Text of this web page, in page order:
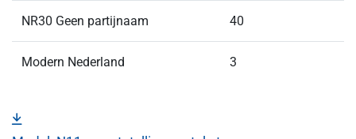
NR30 Geen partijnaam 40
Modern Nederland 3